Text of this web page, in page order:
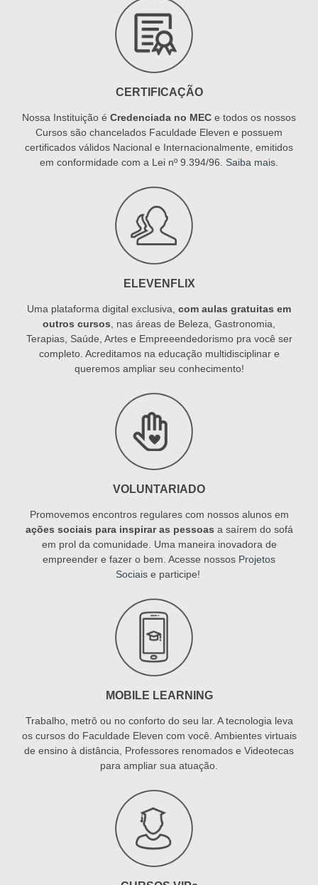
CERTIFICAÇÃO
Nossa Instituição é Credenciada no MEC e todos os nossos
Cursos são chancelados Faculdade Eleven e possuem
certificados válidos Nacional e Internacionalmente, emitidos
em conformidade com a Lei nº 9.394/96. Saiba mais
ELEVENFLIX
Uma plataforma digital exclusiva, com aulas gratuitas em
outros cursos , nas áreas de Beleza, Gastronomia,
Terapias, Saúde, Artes e Empreeendedorismo pra você ser
completo. Acreditamos na educação multidisciplinar e
queremos ampliar seu conhecimento!
VOLUNTARIADO
Promovemos encontros regulares com nossos alunos em
ações sociais para inspirar as pessoas a saírem do sofá
em prol da comunidade. Uma maneira inovadora de
empreender e fazer o bem. Acesse nossos Projetos
Sociaise participe!
MOBILE LEARNING
Trabalho, metrô ou no conforto do seu lar. A tecnologia leva
os cursos do Faculdade Eleven com você. Ambientes virtuais
de ensino à distância, Professores renomados e Videotecas
para ampliar sua atuação.